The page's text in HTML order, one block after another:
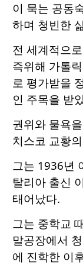
이 묵는 공동
하며 청빈한
전 세계적으
즉위해 가톨
로 평가받을
인 주목을 받
권위와 물욕
치스코 교황
그는 1936년
탈리아 출신
태어났다.
그는 중학교
말공장에서
에 진학한 이